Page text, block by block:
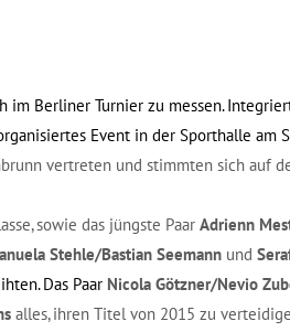
im Berliner Turnier zu messen.
Event in der Sporthalle am
vertreten und stimmten sich auf
sowie das jüngste Paar Adrienn
Stehle/Bastian Seemann und
Das Paar Nicola Götzner/Nevio
alles, ihren Titel von 2015 zu